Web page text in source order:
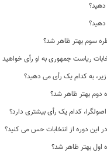
سوم بهتر ظاهر شد؟
ریاست جمهوری به او رأی خواهید
به کدام یک رأی می دهید؟
دوم بهتر ظاهر شد؟
کدام یک رأی بیشتری دارد؟
این دوره از انتخابات حس می کنید؟
اول بهتر ظاهر شد؟